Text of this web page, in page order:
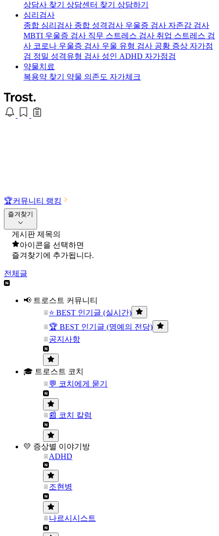
상담사 찾기 상담센터 찾기 상담하기
심리검사
종합 심리검사 종합 성격검사 우울증 검사 자존감 검사
MBTI 우울증 검사 직무 스트레스 검사 취업 스트레스 검
사 코로나 우울증 검사 우울 유형 검사 공황 증상 자가점
검 정밀 성격유형 검사 성인 ADHD 자가점검
약물치료
복용약 찾기 약물 의존도 자가체크
🏆커뮤니티 랭킹
즐겨찾기
게시판 제목의
아이콘을 선택하면
즐겨찾기에 추가됩니다.
전체글
📢 트로스트 커뮤니티
⭐ BEST 인기글 (실시간)
🏆 BEST 인기글 (명예의 전당)
공지사항
🎓 트로스트 코치
💬 코치에게 묻기
📰 코치 칼럼
💛 증상별 이야기방
ADHD
조현병
나르시시스트